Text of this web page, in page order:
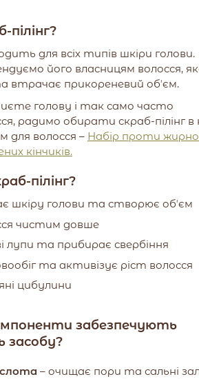
пілінг?
для всіх типів шкіри голови.
його власницям волосся,
втрачає прикореневий обʼєм.
голову і так само часто
радимо обирати скраб-пілінг в
для волосся – Набір проти
кінчиків.
пілінг?
шкіру голови та створює обʼєм
чистим довше
лупи та прибирає свербіння
та активізує ріст волосся
цибулини
забезпечують
засобу?
– очищає пори та сальні